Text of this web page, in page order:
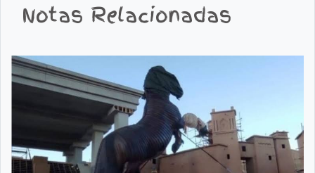
Notas Relacionadas